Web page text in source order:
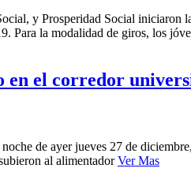
y Prosperidad Social iniciaron
Para la modalidad de giros, los
en el corredor
de ayer jueves 27 de
al alimentadorVer Mas